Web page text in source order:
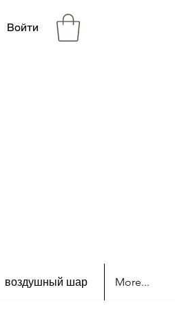
Войти
воздушный шар More...